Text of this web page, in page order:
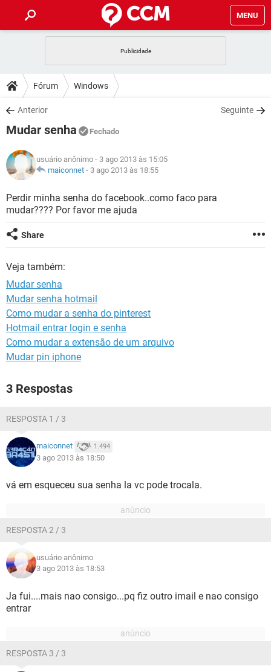
MENU
CELULAR
OUTLOOK
INSTAGRAM
GUIA DE COMPRAS
DICAS
JOGOS
INSTAGRAM GMAIL
GUIA DE COMPRAS
DOWNLOADS
JOGOS
CELULAR
OUTLOOK EXCEL
INSTAGRAM
GUIA DE COMPRAS
JOGOS WHATSAPP
CELULAR
OUTLOOK EXCEL
GLOSSÁRIO
JOGOS WHATSAPP
CELULAR
OUTLOOK
GUIA DE COMPRAS
Fórum Windows
Anterior Seguinte
Mudar senha Fechado
usuário anônimo - 3 ago 2013 às 15:05
maiconnet - 3 ago 2013 às 18:55
Perdir minha senha do facebook..como faco para
mudar???? Por favor me ajuda
Share
Veja também:
Mudar senha
Mudar senha hotmail
Como mudar a senha do pinterest
Hotmail entrar login e senha
Como mudar a extensão de um arquivo
Mudar pin iphone
3 Respostas
RESPOSTA 1 / 3
maiconnet 1.494
3 ago 2013 às 18:50
vá em esqueceu sua senha la vc pode trocala.
RESPOSTA 2 / 3
usuário anônimo
3 ago 2013 às 18:53
Ja fui....mais nao consigo...pq fiz outro imail e nao consigo
entrar
RESPOSTA 3 / 3